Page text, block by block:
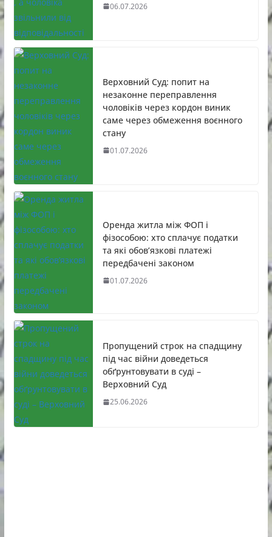
06.07.2026
Верховний Суд: попит на
незаконне переправлення
чоловіків через кордон виник
саме через обмеження воєнного
стану
01.07.2026
Оренда житла між ФОП і
фізособою: хто сплачує податки
та які обов’язкові платежі
передбачені законом
01.07.2026
Пропущений строк на спадщину
під час війни доведеться
обґрунтовувати в суді –
Верховний Суд
25.06.2026